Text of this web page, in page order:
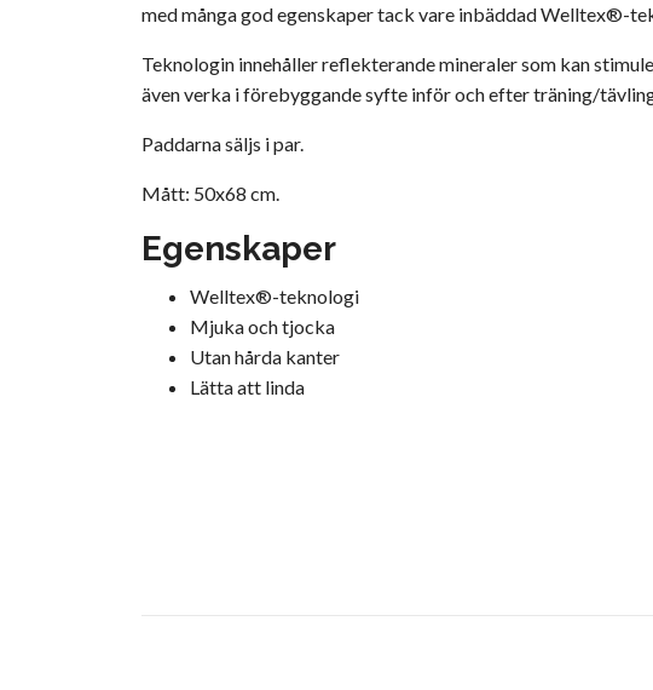
med många god egenskaper tack vare inbäddad Welltex®-
Teknologin innehåller reflekterande mineraler som kan
även verka i förebyggande syfte inför och efter träning/
Paddarna säljs i par.
Mått: 50x68 cm.
Egenskaper
Welltex®-teknologi
Mjuka och tjocka
Utan hårda kanter
Lätta att linda